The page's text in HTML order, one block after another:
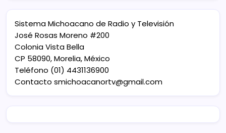
Sistema Michoacano de Radio y Televisión
José Rosas Moreno #200
Colonia Vista Bella
CP 58090, Morelia, México
Teléfono (01) 4431136900
Contacto smichoacanortv@gmail.com